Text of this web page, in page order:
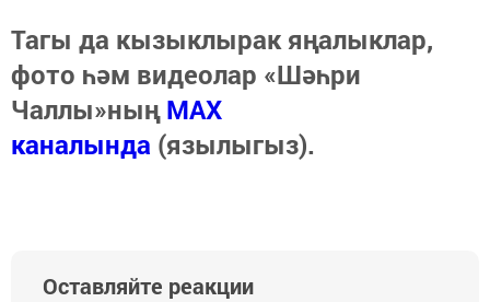
Тагы да кызыклырак яңалыклар,
фото һәм видеолар «Шәһри
Чаллы»ныңMAX
каналында (язылыгыз).
Оставляйте реакции